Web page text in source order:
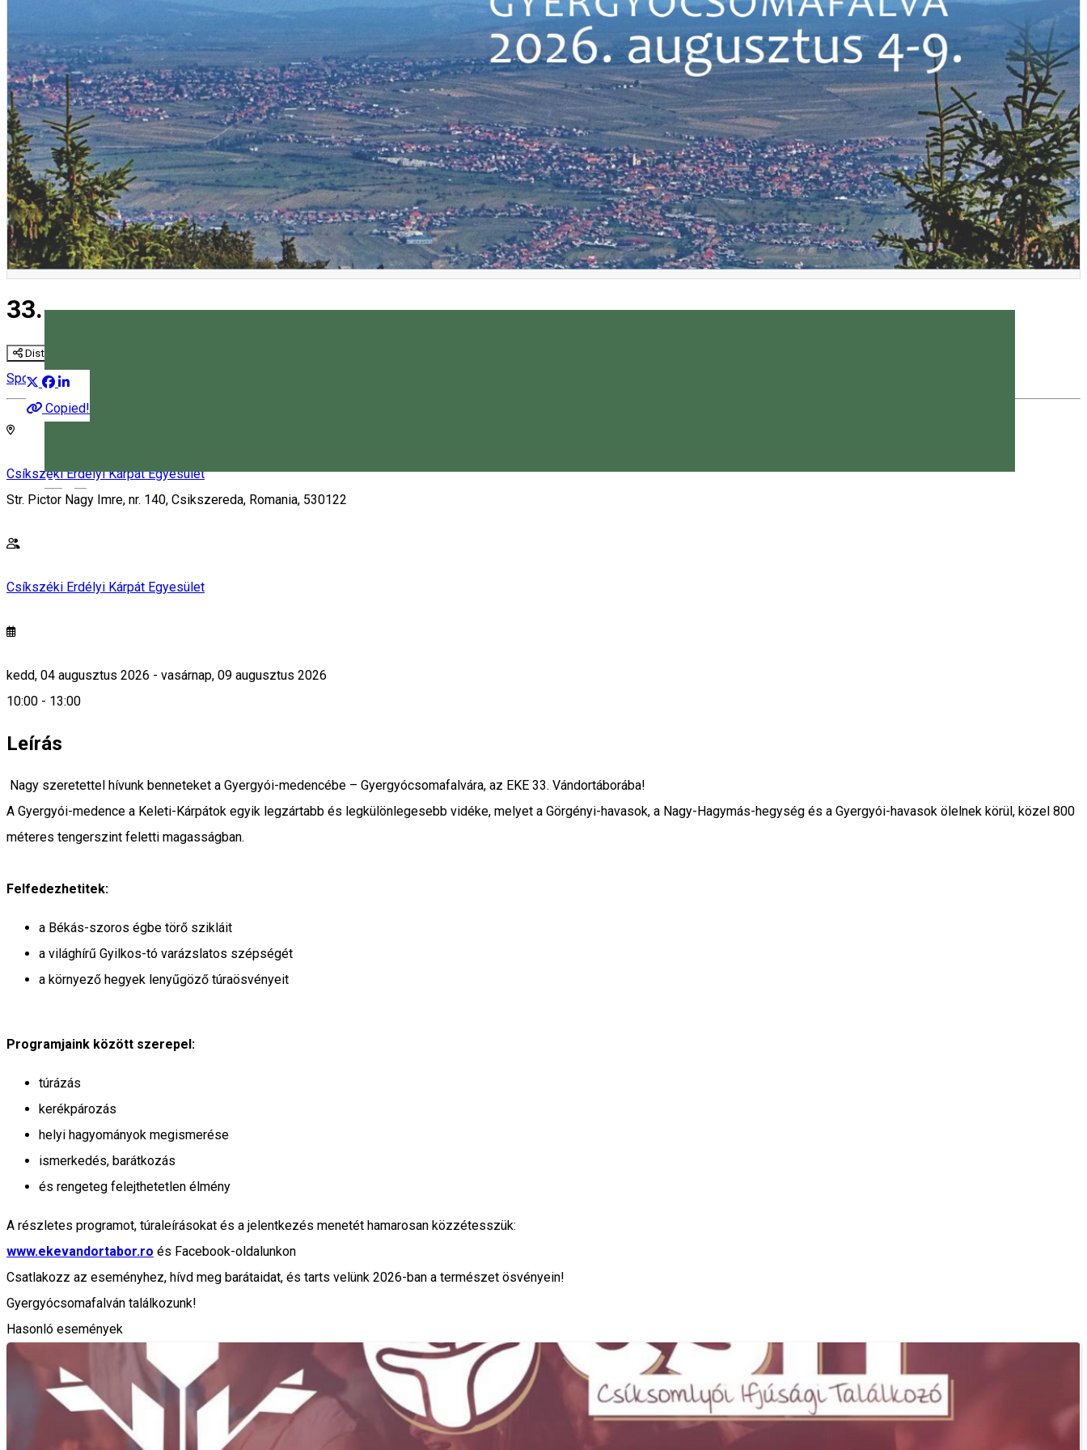
Magyar
33. EKE Vándortábor
Distribuie
Copied!
Sport esemény
Csíkszéki Erdélyi Kárpát Egyesület
Str. Pictor Nagy Imre, nr. 140, Csikszereda, Romania, 530122
Csíkszéki Erdélyi Kárpát Egyesület
kedd, 04 augusztus 2026 - vasárnap, 09 augusztus 2026
10:00 - 13:00
Leírás
Nagy szeretettel hívunk benneteket a Gyergyói-medencébe – Gyergyócsomafalvára, az EKE 33. Vándortáborába!
A Gyergyói-medence a Keleti-Kárpátok egyik legzártabb és legkülönlegesebb vidéke, melyet a Görgényi-havasok, a Nagy-Hagymás-hegység és a Gyergyói-havasok ölelnek körül, közel 800
méteres tengerszint feletti magasságban.
Felfedezhetitek:
a Békás-szoros égbe törő szikláit
a világhírű Gyilkos-tó varázslatos szépségét
a környező hegyek lenyűgöző túraösvényeit
Programjaink között szerepel:
túrázás
kerékpározás
helyi hagyományok megismerése
ismerkedés, barátkozás
és rengeteg felejthetetlen élmény
A részletes programot, túraleírásokat és a jelentkezés menetét hamarosan közzétesszük:
www.ekevandortabor.ro és Facebook-oldalunkon
Csatlakozz az eseményhez, hívd meg barátaidat, és tarts velünk 2026-ban a természet ösvényein!
Gyergyócsomafalván találkozunk!
Hasonló események